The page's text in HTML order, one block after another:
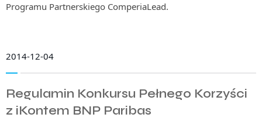
Programu Partnerskiego ComperiaLead.
2014-12-04
Regulamin Konkursu Pełnego Korzyści
z iKontem BNP Paribas